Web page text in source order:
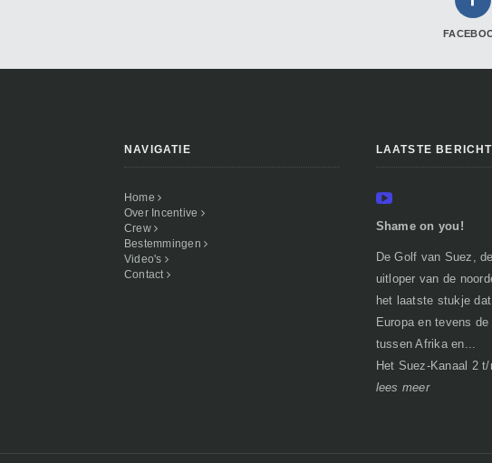
NAVIGATIE
Home
Over Incentive
Crew
Bestemmingen
Video's
Contact
LAATSTE
Shame on you!
De Golf van Suez,
uitloper van de
het laatste stukje
Europa en tevens
tussen Afrika en...
Het Suez-Kanaal 2
lees meer